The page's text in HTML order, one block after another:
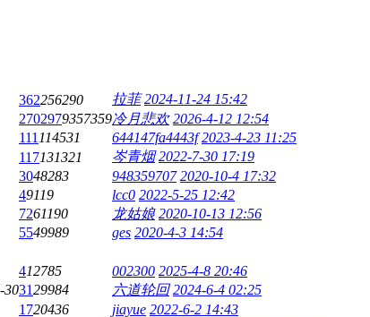
362256290 拉菲 2024-11-24 15:42
2702979357359冷月悲欢 2026-4-12 12:54
111 114531 644147fa4443f 2023-4-23 11:25
117131321 岑青烟 2022-7-30 17:19
3048283 948359707 2020-10-4 17:32
49119 lcc0 2022-5-25 12:42
7261190 龙姑娘 2020-10-13 12:56
5549989 ges 2020-4-3 14:54
412785 002300 2025-4-8 20:46
303129984 六道轮回 2024-6-4 02:25
1720436 jiayue 2022-6-2 14:43